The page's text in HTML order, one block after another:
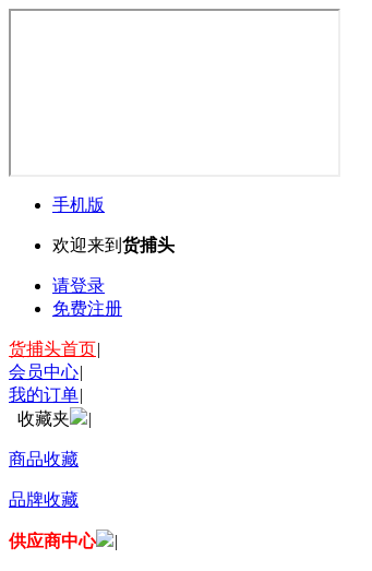
手机版
欢迎来到 货捕头
请登录
免费注册
货捕头首页|
会员中心|
我的订单|
收藏夹
|
商品收藏
品牌收藏
供应商中心 |